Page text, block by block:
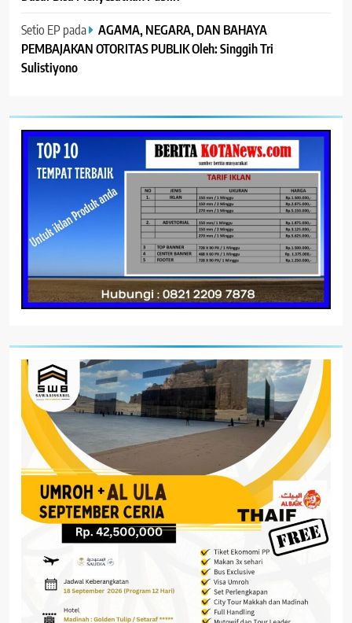
Setio EP pada
AGAMA, NEGARA, DAN BAHAYA
PEMBAJAKAN OTORITAS PUBLIK Oleh: Singgih Tri
Sulistiyono